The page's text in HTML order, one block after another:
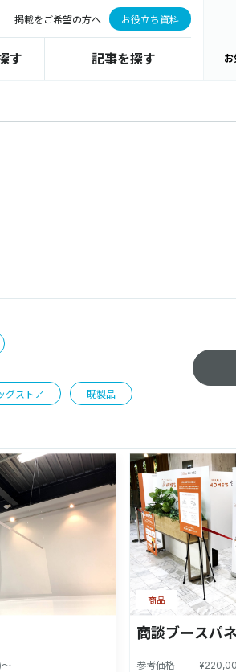
掲載をご希望の方へ お役立ち資料
す 記事を探す お
グストア 既製品
商談ブースパ
参考価格
商品